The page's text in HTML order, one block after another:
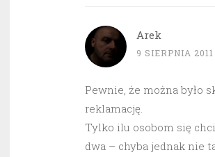
Arek
9 SIERPNIA 2011
Pewnie, że można było
reklamację.
Tylko ilu osobom się
dwa – chyba jednak nie